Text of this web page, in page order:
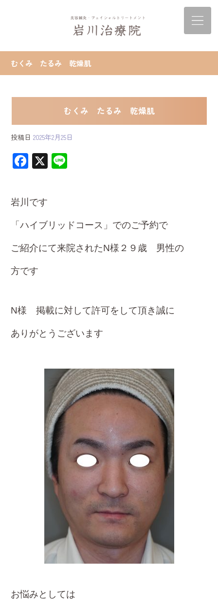
むくみ たるみ 乾燥肌
むくみ たるみ 乾燥肌
投稿日 2025年2月25日
F
ac
b
o
ok
X
岩川です
「ハイブリッドコース」でのご予約で
ご紹介にて来院されたN様２９歳 男性の
方です
N様 掲載に対して許可をして頂き誠に
ありがとう ございます
お悩みとしては